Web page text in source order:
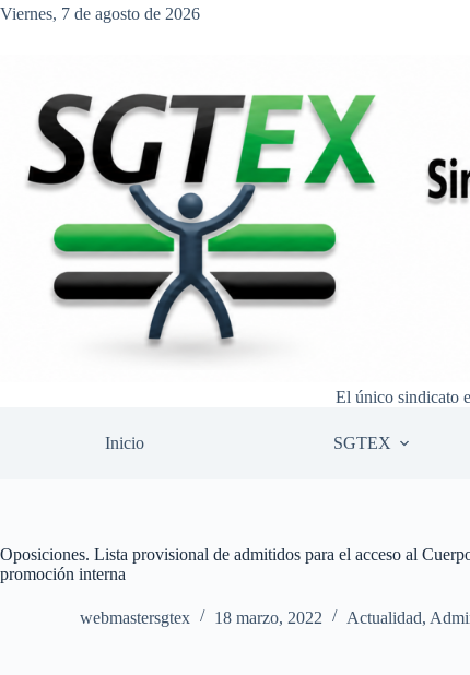
Saltar
Viernes, 7 de agosto de 2026
El único sindicato
Inicio SGTEX
Oposiciones. Lista provisional de admitidos para el acceso al
promoción interna
webmastersgtex 18 marzo, 2022 Actualidad,